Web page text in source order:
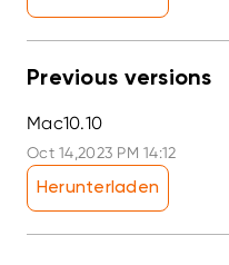
Previous versions
Mac10.10
Oct 14,2023 PM 14:12
Herunterladen